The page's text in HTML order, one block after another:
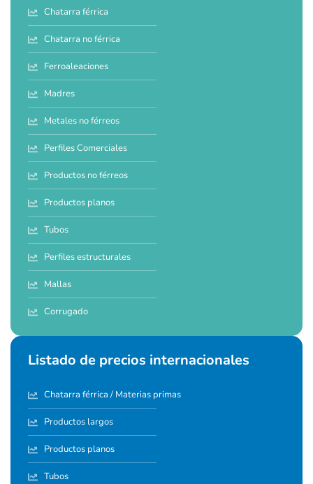
Chatarra férrica
Chatarra no férrica
Ferroaleaciones
Madres
Metales no férreos
Perfiles Comerciales
Productos no férreos
Productos planos
Tubos
Perfiles estructurales
Mallas
Corrugado
Listado de precios internacionales
Chatarra férrica / Materias primas
Productos largos
Productos planos
Tubos